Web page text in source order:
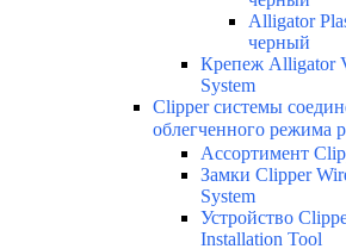
Alligator
черный
Крепеж Alligator
System
Clipper системы
облегченного режима
Ассортимент
Замки Clipper
System
Устройство
Installation Tool